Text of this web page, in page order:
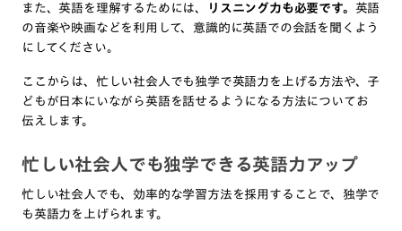
また、英語を理解するためには、 リスニング力も必要です。 英語
の音楽や映画などを利用して、意識的に英語での会話を聞くよう
にしてください。
ここからは、忙しい社会人でも独学で英語力を上げる方法や、子
どもが日本にいながら英語を話せるようになる方法についてお
伝えします。
忙しい社会人でも独学できる英語力アップ
忙しい社会人でも、効率的な学習方法を採用することで、独学で
も英語力を上げられます。